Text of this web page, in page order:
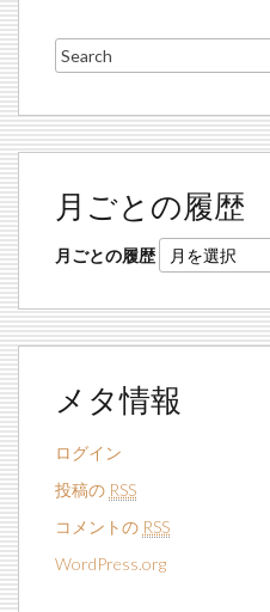
月ごとの履歴
月ごとの履歴
メタ情報
ログイン
投稿の RSS
コメントの RSS
WordPress.org